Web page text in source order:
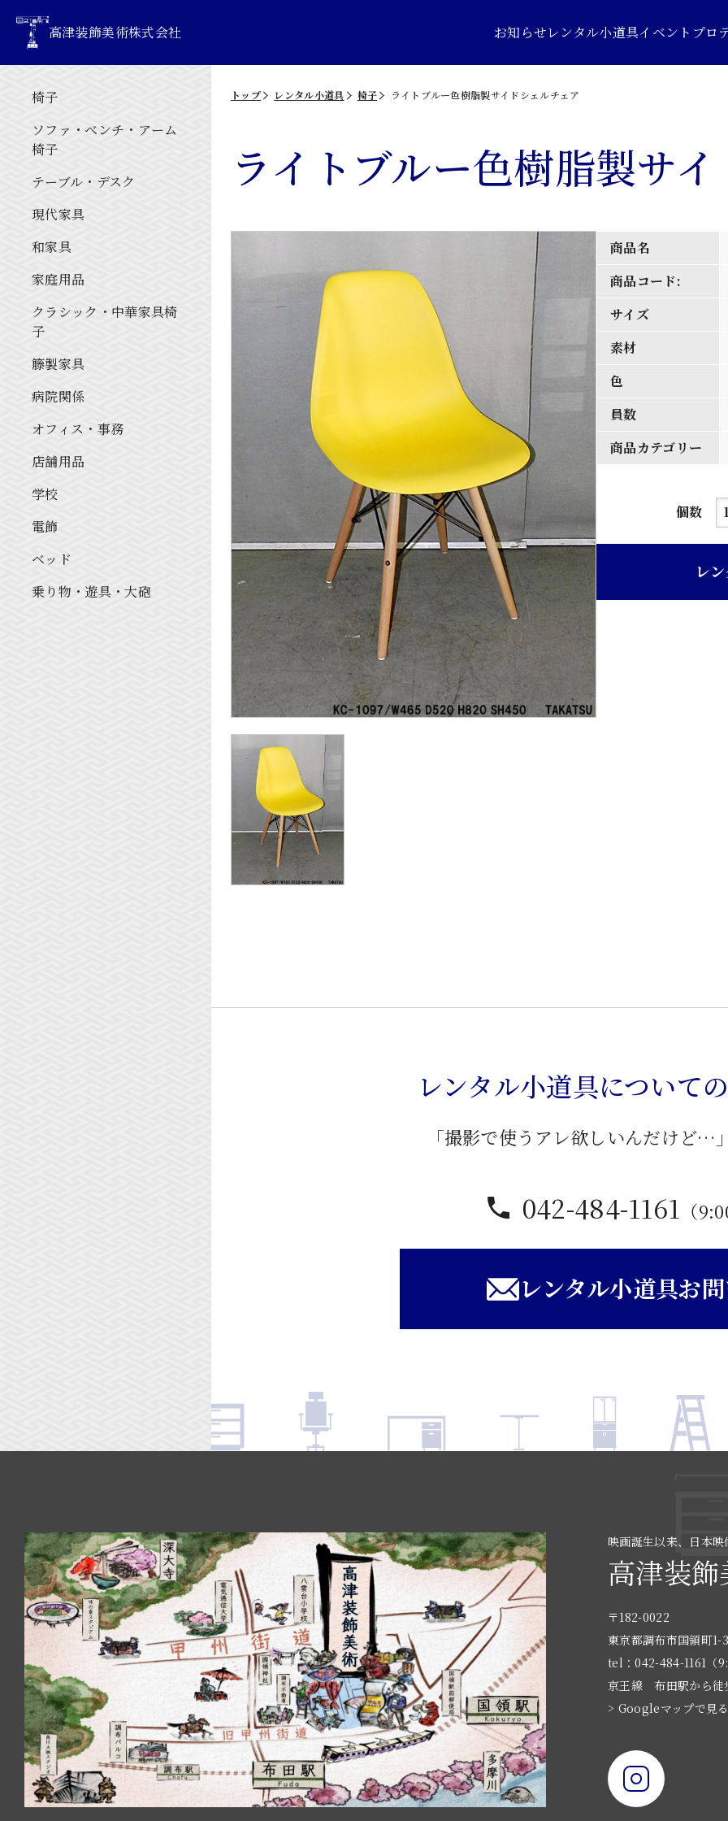
高津装飾美術株式会社 お知らせレンタル小道具イベントプロ
椅子
ソファ・ベンチ・アーム
椅子
テーブル・デスク
現代家具
和家具
家庭用品
クラシック・中華家具椅
子
籐製家具
病院関係
オフィス・事務
店舗用品
学校
電飾
ベッド
乗り物・遊具・大砲
トップ レンタル小道具 椅子 ライトブルー色樹脂製サイドシェルチェア
ライトブルー色樹脂製サ
商品名
商品コード:
サイズ
素材
色
員数
商品カテゴリー
個数
ラ
個
レ
レンタル小道具について
「撮影で使うアレ欲しいんだけど…
042-484-1161 （
レンタル小道具お
映画誕生以来、日本
高津装
〒182-0022
東京都調布市国領町1-
tel：042-484-1161（
京王線 布田駅から徒
> Googleマップで見る